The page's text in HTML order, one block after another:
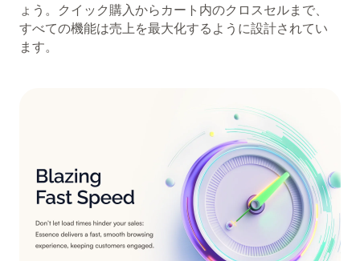
ょう。クイック購入からカート内のクロスセルまで、
すべての機能は売上を最大化するように設計されてい
ます。